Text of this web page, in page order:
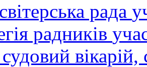
рада
радників
судовий вікарій,